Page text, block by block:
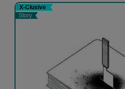
X-Clusive
Story